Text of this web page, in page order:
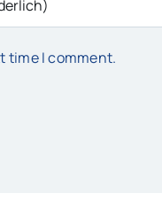
time I comment.